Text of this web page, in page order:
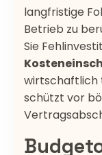
langfristige
Betrieb zu
Sie
wirtschaftlich
schützt vor